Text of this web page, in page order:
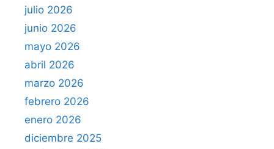
julio 2026
junio 2026
mayo 2026
abril 2026
marzo 2026
febrero 2026
enero 2026
diciembre 2025